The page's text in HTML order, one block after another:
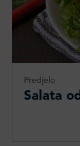
Predjelo
Salata